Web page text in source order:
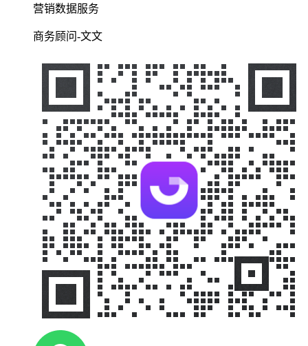
营销数据服务
商务顾问-文文